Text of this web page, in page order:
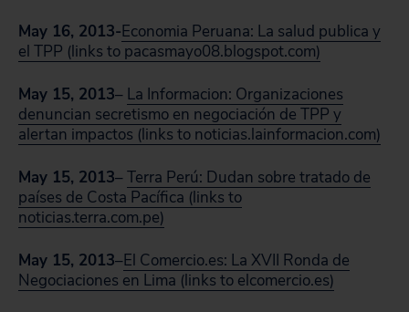
May 16, 2013-Economia Peruana: La salud publica y
el TPP (links to pacasmayo08.blogspot.com)
May 15, 2013– La Informacion: Organizaciones
denuncian secretismo en negociación de TPP y
alertan impactos (links to noticias.lainformacion.com)
May 15, 2013–Terra Perú: Dudan sobre tratado de
países de Costa Pacífica (links to
noticias.terra.com.pe)
May 15, 2013–El Comercio.es: La XVII Ronda de
Negociaciones en Lima (links to elcomercio.es)